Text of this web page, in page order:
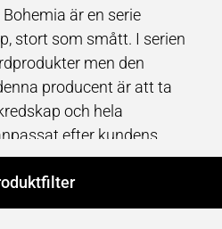
är en serie
stort som smått. I serien
men den
producent är att ta
och hela
efter kundens
Robinia Bohemia
och ek för att uppnå